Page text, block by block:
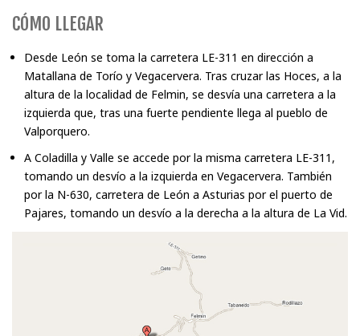
CÓMO LLEGAR
Desde León se toma la carretera LE-311 en dirección a
Matallana de Torío y Vegacervera. Tras cruzar las Hoces, a la
altura de la localidad de Felmin, se desvía una carretera a la
izquierda que, tras una fuerte pendiente llega al pueblo de
Valporquero.
A Coladilla y Valle se accede por la misma carretera LE-311,
tomando un desvío a la izquierda en Vegacervera. También
por la N-630, carretera de León a Asturias por el puerto de
Pajares, tomando un desvío a la derecha a la altura de La Vid.